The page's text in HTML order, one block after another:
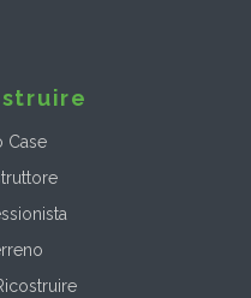
Case